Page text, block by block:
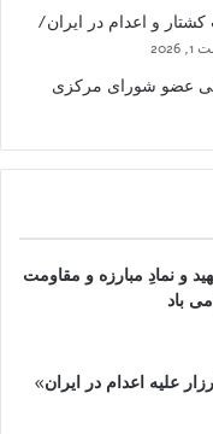
و اعدام در ایران/
عضو شورای مرکزی
و نمادِ مبارزه و مقاومت
باد
علیه اعدام در ایران»